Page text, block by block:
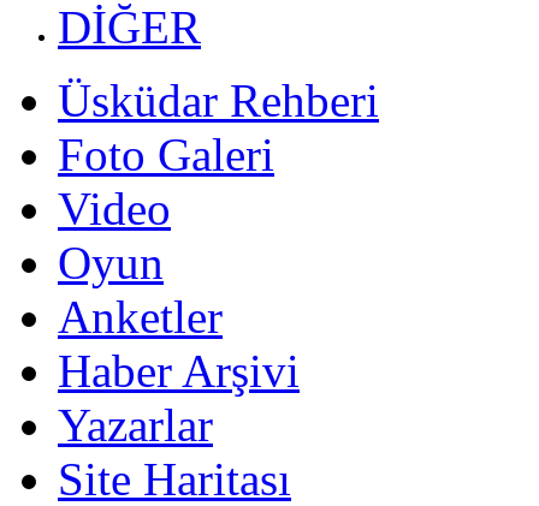
DİĞER
Üsküdar Rehberi
Foto Galeri
Video
Oyun
Anketler
Haber Arşivi
Yazarlar
Site Haritası